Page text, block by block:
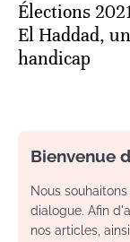
Élections
El Haddad,
handicap
Bienvenue
Nous
dialogue. Afin
nos articles,